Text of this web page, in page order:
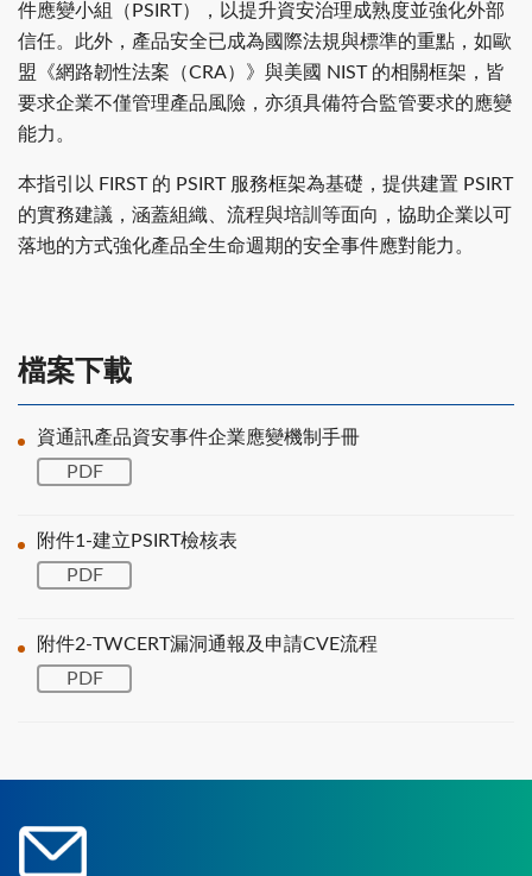
件應變小組（PSIRT），以提升資安治理成熟度並強化外部
信任。此外，產品安全已成為國際法規與標準的重點，如歐
盟《網路韌性法案（CRA）》與美國 NIST 的相關框架，皆
要求企業不僅管理產品風險，亦須具備符合監管要求的應變
能力。
本指引以 FIRST 的 PSIRT 服務框架為基礎，提供建置 PSIRT
的實務建議，涵蓋組織、流程與培訓等面向，協助企業以可
落地的方式強化產品全生命週期的安全事件應對能力。
檔案下載
資通訊產品資安事件企業應變機制手冊
PDF
附件1-建立PSIRT檢核表
PDF
附件2-TWCERT漏洞通報及申請CVE流程
PDF